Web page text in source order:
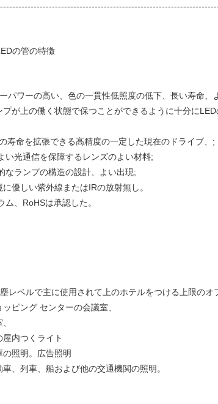
の管の特徴
パワーの高い、色の一貫性低照度の低下、長い寿命、
プが上の働く状態で保つことができるように十分に
寿命を拡張できる高精度の一定した現在のドライブ、;
い光通信を保障するレンズのよい材料;
なランプの構造の設計、よい出現;
に優しい紫外線またはIRの放射無し。
ム、RoHSは承認した。
レベルで主に使用されて上のホテルをつける上限の
ピング センターの会議室、
屋内つくライト
の照明。広告照明
車、列車、船および他の交通機関の照明。